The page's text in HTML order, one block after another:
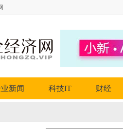
新闻 科技IT 财经